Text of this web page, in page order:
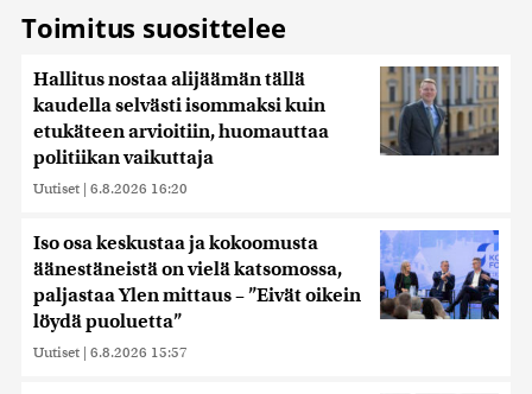
Toimitus suosittelee
Hallitus nostaa alijäämän tällä
kaudella selvästi isommaksi kuin
etukäteen arvioitiin, huomauttaa
politiikan vaikuttaja
Uutiset | 6.8.2026 16:20
Iso osa keskustaa ja kokoomusta
äänestäneistä on vielä katsomossa,
paljastaa Ylen mittaus – ”Eivät oikein
löydä puoluetta”
Uutiset | 6.8.2026 15:57